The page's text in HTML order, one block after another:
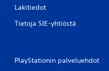
Lakitiedot
Tietoja SIE-yhtiöstä
PlayStationin palveluehdot